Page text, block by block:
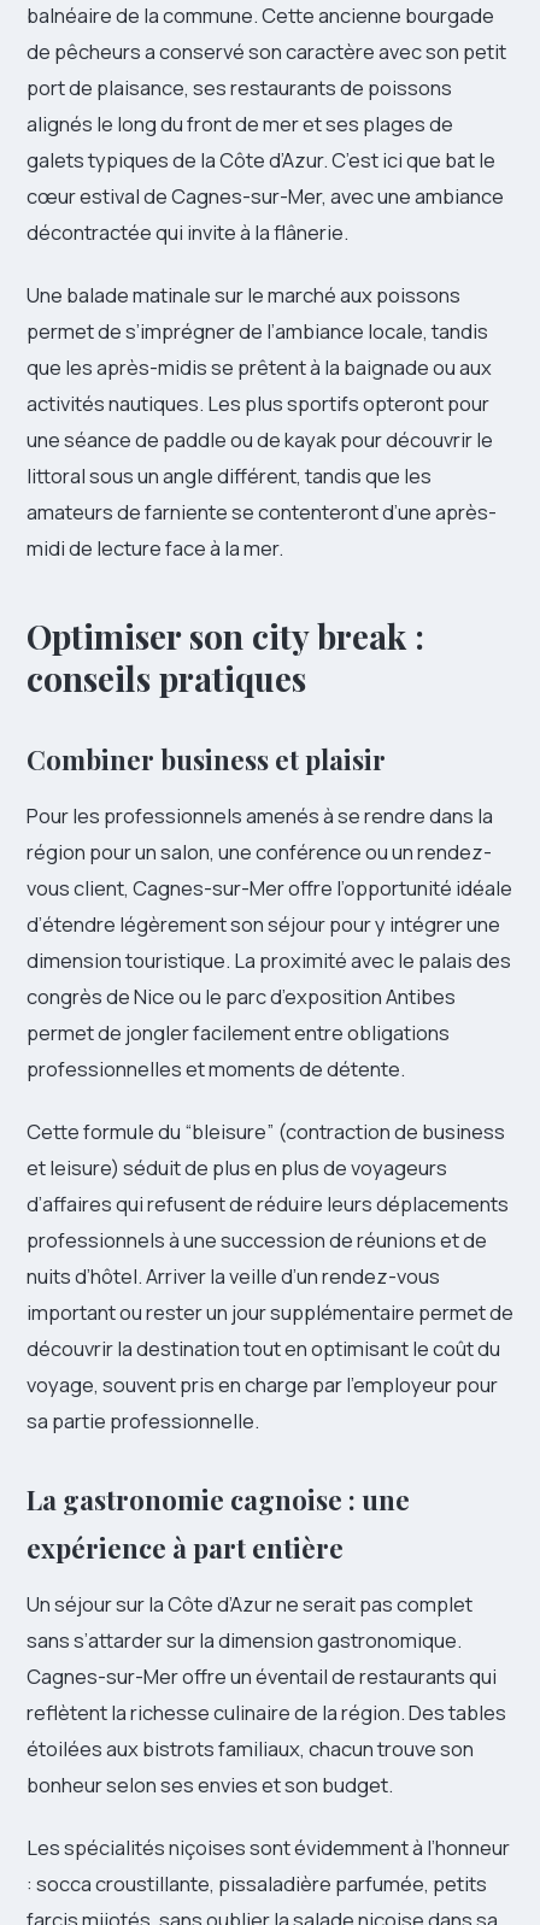
balnéaire de la commune. Cette ancienne bourgade
de pêcheurs a conservé son caractère avec son petit
port de plaisance, ses restaurants de poissons
alignés le long du front de mer et ses plages de
galets typiques de la Côte d’Azur. C’est ici que bat le
cœur estival de Cagnes-sur-Mer, avec une ambiance
décontractée qui invite à la flânerie.
Une balade matinale sur le marché aux poissons
permet de s’imprégner de l’ambiance locale, tandis
que les après-midis se prêtent à la baignade ou aux
activités nautiques. Les plus sportifs opteront pour
une séance de paddle ou de kayak pour découvrir le
littoral sous un angle différent, tandis que les
amateurs de farniente se contenteront d’une après-
midi de lecture face à la mer.
Optimiser son city break :
conseils pratiques
Combiner business et plaisir
Pour les professionnels amenés à se rendre dans la
région pour un salon, une conférence ou un rendez-
vous client, Cagnes-sur-Mer offre l’opportunité idéale
d’étendre légèrement son séjour pour y intégrer une
dimension touristique. La proximité avec le palais des
congrès de Nice ou le parc d’exposition Antibes
permet de jongler facilement entre obligations
professionnelles et moments de détente.
Cette formule du “bleisure” (contraction de business
et leisure) séduit de plus en plus de voyageurs
d’affaires qui refusent de réduire leurs déplacements
professionnels à une succession de réunions et de
nuits d’hôtel. Arriver la veille d’un rendez-vous
important ou rester un jour supplémentaire permet de
découvrir la destination tout en optimisant le coût du
voyage, souvent pris en charge par l’employeur pour
sa partie professionnelle.
La gastronomie cagnoise : une
expérience à part entière
Un séjour sur la Côte d’Azur ne serait pas complet
sans s’attarder sur la dimension gastronomique.
Cagnes-sur-Mer offre un éventail de restaurants qui
reflètent la richesse culinaire de la région. Des tables
étoilées aux bistrots familiaux, chacun trouve son
bonheur selon ses envies et son budget.
Les spécialités niçoises sont évidemment à l’honneur
: socca croustillante, pissaladière parfumée, petits